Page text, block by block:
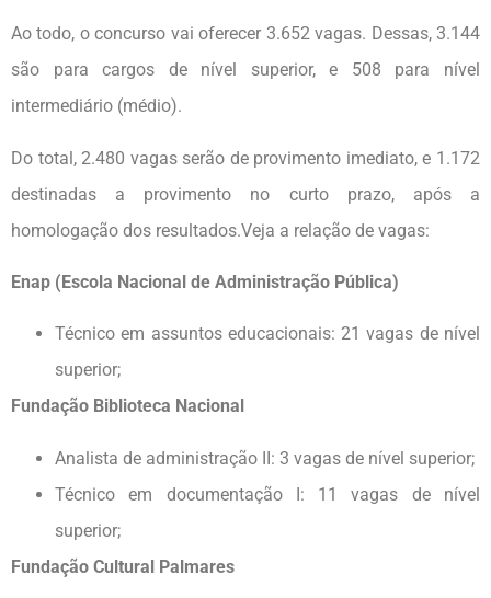
Ao todo, o concurso vai oferecer 3.652 vagas. Dessas, 3.144
são para cargos de nível superior, e 508 para nível
intermediário (médio).
Do total, 2.480 vagas serão de provimento imediato, e 1.172
destinadas a provimento no curto prazo, após a
homologação dos resultados.Veja a relação de vagas:
Enap (Escola Nacional de Administração Pública)
Técnico em assuntos educacionais: 21 vagas de nível
superior;
Fundação Biblioteca Nacional
Analista de administração II: 3 vagas de nível superior;
Técnico em documentação I: 11 vagas de nível
superior;
Fundação Cultural Palmares